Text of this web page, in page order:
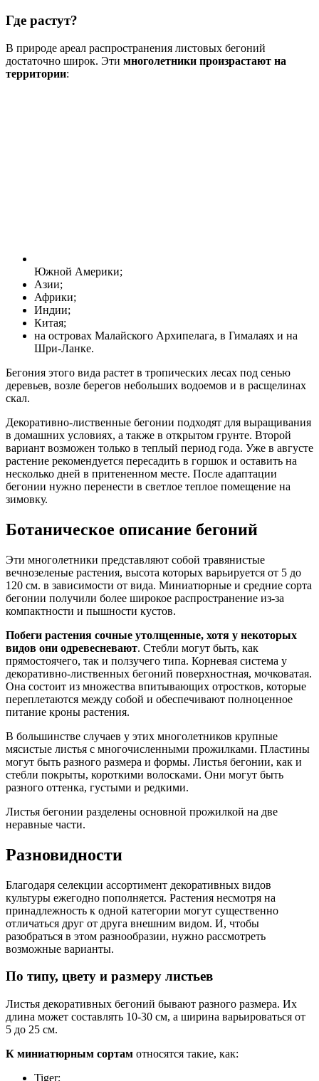
Где растут?
В природе ареал распространения листовых бегоний
достаточно широк. Эти многолетники произрастают на
территории:
Южной Америки;
Азии;
Африки;
Индии;
Китая;
на островах Малайского Архипелага, в Гималаях и на
Шри-Ланке.
Бегония этого вида растет в тропических лесах под сенью
деревьев, возле берегов небольших водоемов и в расщелинах
скал.
Декоративно-лиственные бегонии подходят для выращивания
в домашних условиях, а также в открытом грунте. Второй
вариант возможен только в теплый период года. Уже в августе
растение рекомендуется пересадить в горшок и оставить на
несколько дней в притененном месте. После адаптации
бегонии нужно перенести в светлое теплое помещение на
зимовку.
Ботаническое описание бегоний
Эти многолетники представляют собой травянистые
вечнозеленые растения, высота которых варьируется от 5 до
120 см. в зависимости от вида. Миниатюрные и средние сорта
бегонии получили более широкое распространение из-за
компактности и пышности кустов.
Побеги растения сочные утолщенные, хотя у некоторых
видов они одревесневают. Стебли могут быть, как
прямостоячего, так и ползучего типа. Корневая система у
декоративно-лиственных бегоний поверхностная, мочковатая.
Она состоит из множества впитывающих отростков, которые
переплетаются между собой и обеспечивают полноценное
питание кроны растения.
В большинстве случаев у этих многолетников крупные
мясистые листья с многочисленными прожилками. Пластины
могут быть разного размера и формы. Листья бегонии, как и
стебли покрыты, короткими волосками. Они могут быть
разного оттенка, густыми и редкими.
Листья бегонии разделены основной прожилкой на две
неравные части.
Разновидности
Благодаря селекции ассортимент декоративных видов
культуры ежегодно пополняется. Растения несмотря на
принадлежность к одной категории могут существенно
отличаться друг от друга внешним видом. И, чтобы
разобраться в этом разнообразии, нужно рассмотреть
возможные варианты.
По типу, цвету и размеру листьев
Листья декоративных бегоний бывают разного размера. Их
длина может составлять 10-30 см, а ширина варьироваться от
5 до 25 см.
К миниатюрным сортам относятся такие, как:
Tiger;